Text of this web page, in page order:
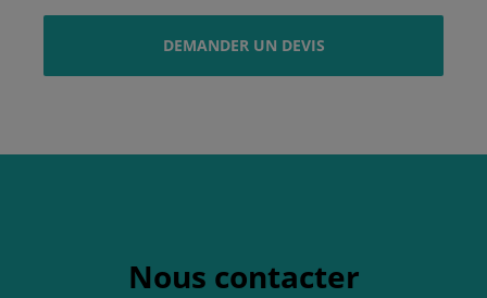
DEMANDER UN DEVIS
Nous contacter